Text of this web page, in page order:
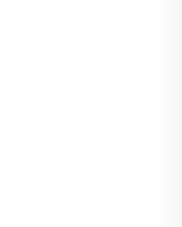
Isso porque temos
em produzir
e tendo como